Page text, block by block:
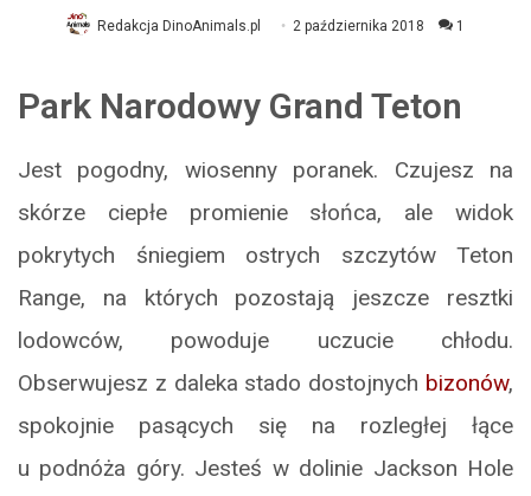
Redakcja DinoAnimals.pl 2 października 2018 1
Park Narodowy Grand Teton
Jest pogodny, wiosenny poranek. Czujesz na
skórze ciepłe promienie słońca, ale widok
pokrytych śniegiem ostrych szczytów Teton
Range, na których pozostają jeszcze resztki
lodowców, powoduje uczucie chłodu.
Obserwujesz z daleka stado dostojnych bizonów,
spokojnie pasących się na rozległej łące
u podnóża góry. Jesteś w dolinie Jackson Hole